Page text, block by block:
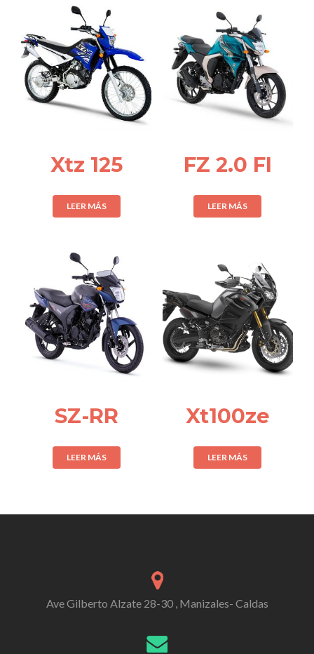
Xtz 125
LEER MÁS
FZ 2.0 FI
LEER MÁS
SZ-RR
LEER MÁS
Xt100ze
LEER MÁS
Ave Gilberto Alzate 28-30 , Manizales- Caldas